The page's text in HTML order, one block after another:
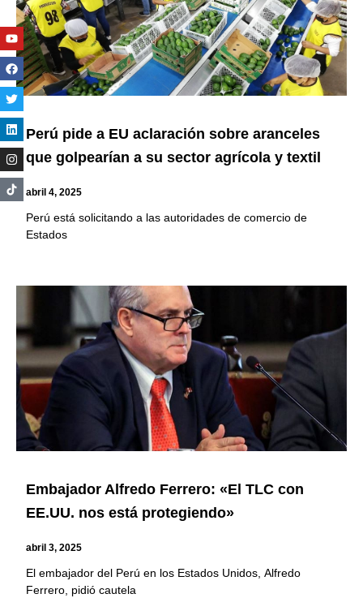
Perú pide a EU aclaración sobre aranceles
que golpearían a su sector agrícola y textil
abril 4, 2025
Perú está solicitando a las autoridades de comercio de
Estados
Embajador Alfredo Ferrero: «El TLC con
EE.UU. nos está protegiendo»
abril 3, 2025
El embajador del Perú en los Estados Unidos, Alfredo
Ferrero, pidió cautela
Youtube
Facebook
Twitter
Linkedin
Instagram